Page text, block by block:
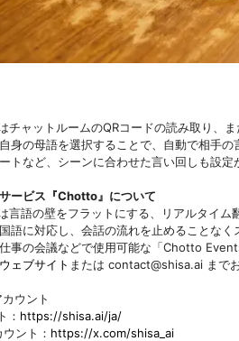
チャットルームのQRコードの読み取り、
身の母語を選択することで、自動で相手の
トなど、シーンに合わせた言い回しも設定
ービス『Chotto』について
言語の壁をフラットにする、リアルタイム
語に対応し、会話の流れを止めることなく
事の会議などで使用可能な「Chotto
ウェブサイト または contact@shisa.ai まで
ウント
： https://shisa.ai/ja/
ント： https://x.com/shisa_ai